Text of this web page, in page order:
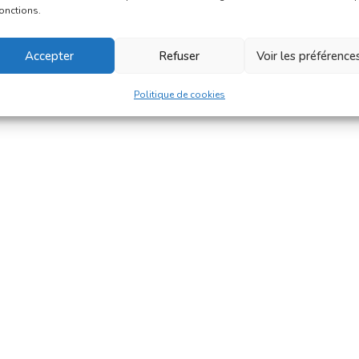
Accepter Refuser Voir les
Politique de cookies